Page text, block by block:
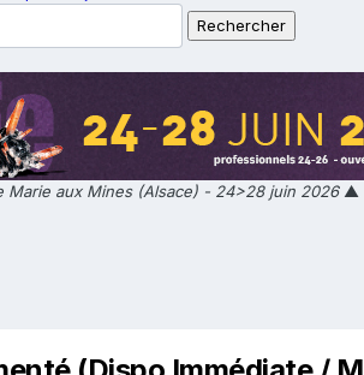
Marie aux Mines (Alsace) - 24>28 juin 2026▲